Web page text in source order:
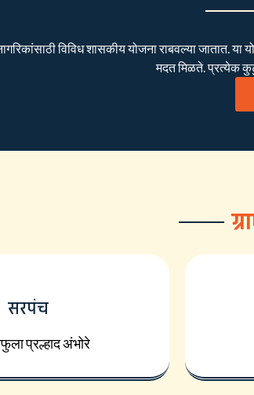
विविध शासकीय योजना राबवल्या जातात. या
मदत मिळते. प्रत्येक
सरपंच
प्रल्हाद अंभोरे